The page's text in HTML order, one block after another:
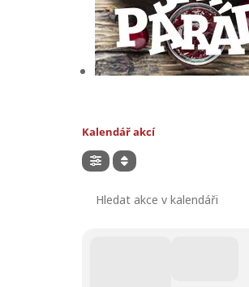
Kalendář akcí